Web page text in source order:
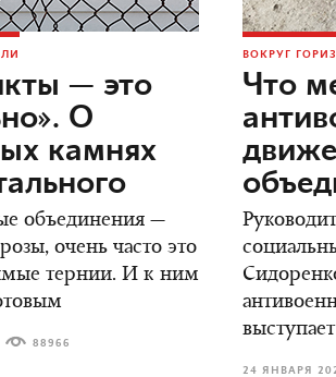
— это
О
камнях
объединения —
очень часто это
тернии. И к ним
88966
ВОКРУГ
Что
24 ЯНВАРЯ